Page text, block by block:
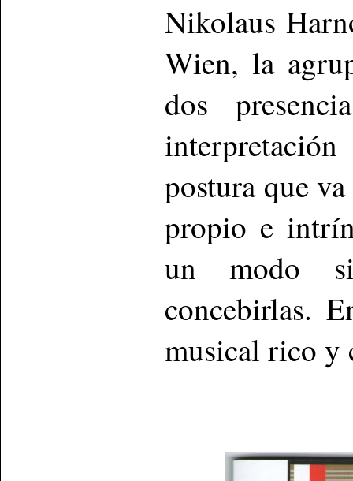
Nikolaus
Wien, la
dos
postura que
propio e
un modo
concebirlas.
musical rico y